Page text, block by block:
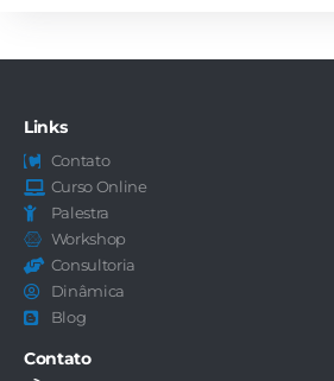
Contato
Links
Contato
Curso Online
Palestra
Workshop
Consultoria
Dinâmica
Blog